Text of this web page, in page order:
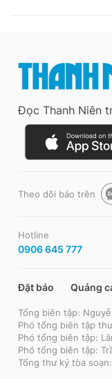
Đọc Thanh Niên
Theo dõi báo trên
Hotline
0906 645 777
Đặt báo Quảng
Tổng biên tập:
Phó tổng biên tập
Phó tổng biên tập:
Phó tổng biên tập:
Tổng thư ký tòa